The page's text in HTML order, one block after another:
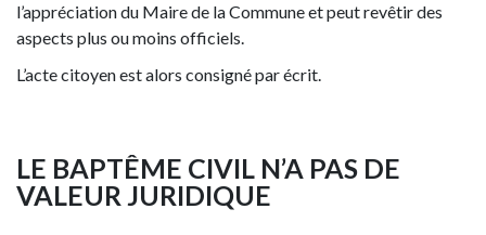
l’appréciation du Maire de la Commune et peut revêtir des
aspects plus ou moins officiels.
L’acte citoyen est alors consigné par écrit.
LE BAPTÊME CIVIL N’A PAS DE
VALEUR JURIDIQUE